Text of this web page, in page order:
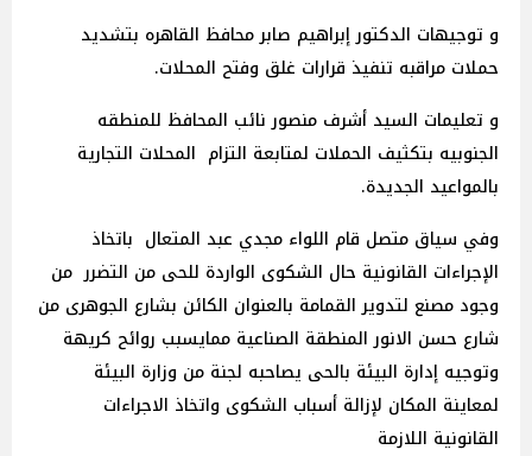
و توجيهات الدكتور إبراهيم صابر محافظ القاهره بتشديد
حملات مراقبه تنفيذ قرارات غلق وفتح المحلات.
و تعليمات السيد أشرف منصور نائب المحافظ للمنطقه
الجنوبيه بتكثيف الحملات لمتابعة التزام المحلات التجارية
بالمواعيد الجديدة.
وفي سياق متصل قام اللواء مجدي عبد المتعال باتخاذ
الإجراءات القانونية حال الشكوى الواردة للحى من التضرر من
وجود مصنع لتدوير القمامة بالعنوان الكائن بشارع الجوهرى من
شارع حسن الانور المنطقة الصناعية ممايسبب روائح كريهة
وتوجيه إدارة البيئة بالحى يصاحبه لجنة من وزارة البيئة
لمعاينة المكان لإزالة أسباب الشكوى واتخاذ الاجراءات
القانونية اللازمة